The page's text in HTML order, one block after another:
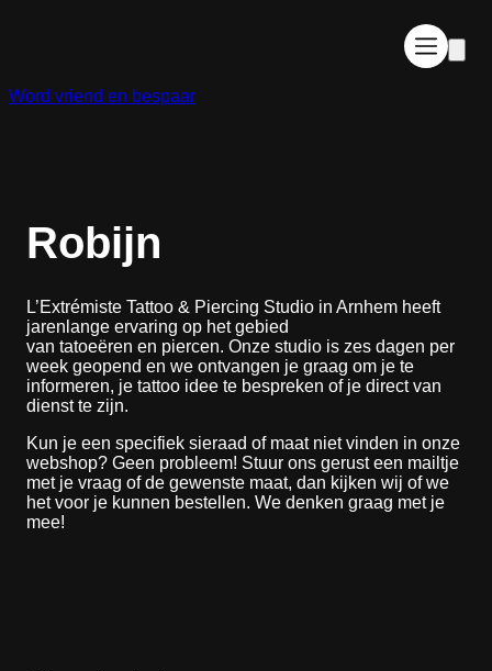
Word vriend en bespaar
Robijn
L’Extrémiste Tattoo & Piercing Studio in Arnhem heeft
jarenlange ervaring op het gebied
van tatoeëren en piercen. Onze studio is zes dagen per
week geopend en we ontvangen je graag om je te
informeren, je tattoo idee te bespreken of je direct van
dienst te zijn.
Kun je een specifiek sieraad of maat niet vinden in onze
webshop? Geen probleem! Stuur ons gerust een mailtje
met je vraag of de gewenste maat, dan kijken wij of we
het voor je kunnen bestellen. We denken graag met je
mee!